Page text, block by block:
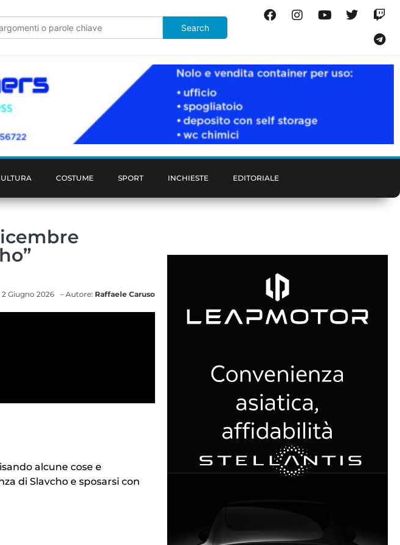
COSTUME SPORT INCHIESTE EDITORIALE
2 Giugno 2026 – Autore: Raffaele Caruso
alcune cose e
di Slavcho e sposarsi con